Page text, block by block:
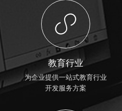
教育行业
为企业提供一站式教育行业
开发服务方案